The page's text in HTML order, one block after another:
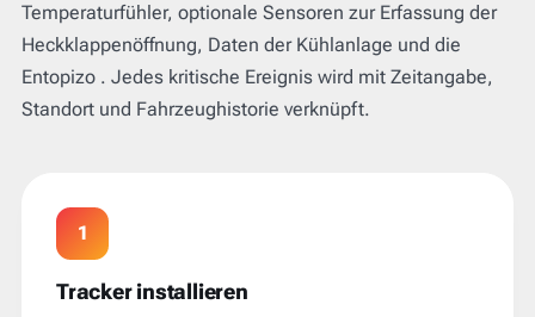
Temperaturfühler, optionale Sensoren zur Erfassung der
Heckklappenöffnung, Daten der Kühlanlage und die
Entopizo . Jedes kritische Ereignis wird mit Zeitangabe,
Standort und Fahrzeughistorie verknüpft.
1
Tracker installieren